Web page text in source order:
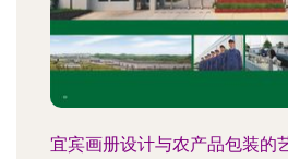
宜宾画册设计与农产品包装的